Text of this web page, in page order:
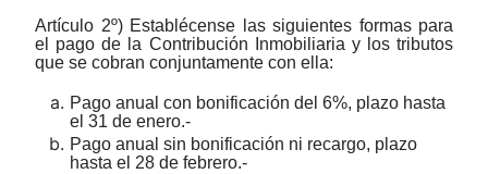
Artículo 2º) Establécense las siguientes formas para
el pago de la Contribución Inmobiliaria y los tributos
que se cobran conjuntamente con ella:
Pago anual con bonificación del 6%, plazo hasta
el 31 de enero.-
Pago anual sin bonificación ni recargo, plazo
hasta el 28 de febrero.-